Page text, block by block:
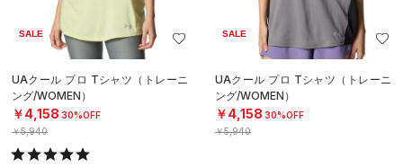
SALE
UAクール プロ Tシャツ（トレーニ
ング/WOMEN）
￥4,158 30%OFF
￥5,940
SALE
UAクール プロ Tシャツ（トレーニ
ング/WOMEN）
￥4,158 30%OFF
￥5,940